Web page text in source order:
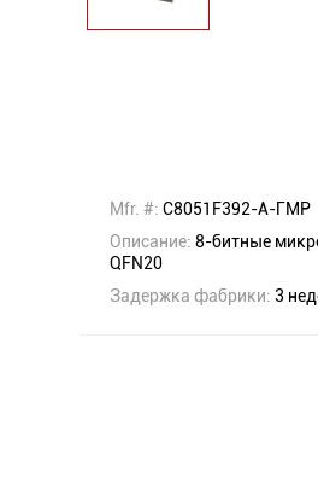
Mfr. #: C8051F392-A-ГМР
Описание: 8-битные
QFN20
Задержка фабрики: 3